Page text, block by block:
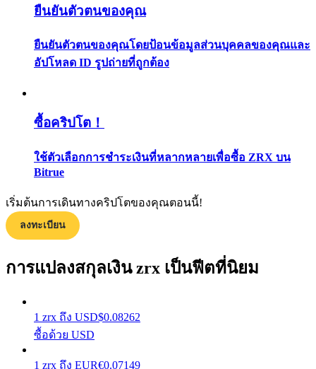
กลยุทธ์การซื้อขาย
ได้รับ
ยืนยันตัวตนของคุณ
ยืนยันตัวตนของคุณโดยป้อนข้อมูลส่วนบุคคลของคุณและ
อัปโหลด ID รูปถ่ายที่ถูกต้อง
ซื้อคริปโต！
ใช้ตัวเลือกการชำระเงินที่หลากหลายเพื่อซื้อ ZRX บน
Bitrue
เริ่มต้นการเดินทางคริปโตของคุณตอนนี้!
ลงทะเบียน
การแปลงสกุลเงิน zrx เป็นฟีตที่นิยม
1 zrx ถึง USD$0.08262
ซื้อด้วย USD
1 zrx ถึง EUR€0.07149